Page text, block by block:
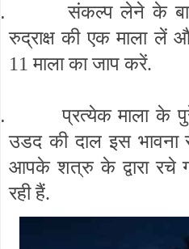
संकल्प लेने के
रुद्राक्ष की एक माला लें
11 माला का जाप करें.
प्रत्येक माला के
उडद की दाल इस भावना
आपके शत्रु के द्वारा रचे
रही हैं.